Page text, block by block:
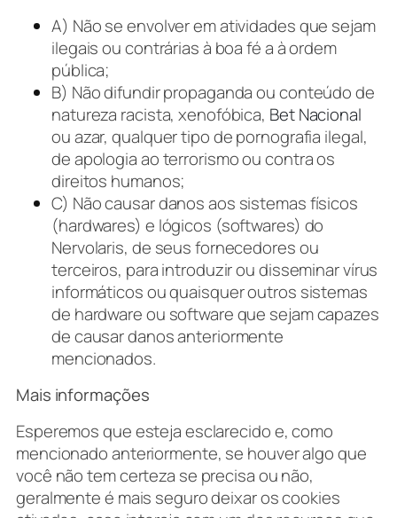
A) Não se envolver em atividades que sejam
ilegais ou contrárias à boa fé a à ordem
pública;
B) Não difundir propaganda ou conteúdo de
natureza racista, xenofóbica, Bet Nacional
ou azar, qualquer tipo de pornografia ilegal,
de apologia ao terrorismo ou contra os
direitos humanos;
C) Não causar danos aos sistemas físicos
(hardwares) e lógicos (softwares) do
Nervolaris, de seus fornecedores ou
terceiros, para introduzir ou disseminar vírus
informáticos ou quaisquer outros sistemas
de hardware ou software que sejam capazes
de causar danos anteriormente
mencionados.
Mais informações
Esperemos que esteja esclarecido e, como
mencionado anteriormente, se houver algo que
você não tem certeza se precisa ou não,
geralmente é mais seguro deixar os cookies